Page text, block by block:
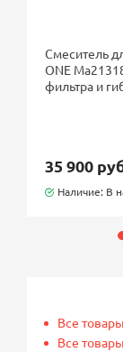
Смеситель
ONE
фильтра и
35 900
Наличие: В
Все
Все